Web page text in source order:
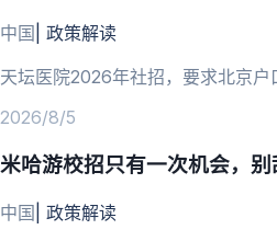
中国 政策解读
天坛医院2026年社招，要求北京户
2026/8/5
米哈游校招只有一次机会，别
中国 政策解读